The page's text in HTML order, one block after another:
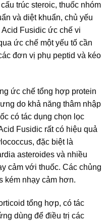
trúc steroic, thuốc nhóm
và diệt khuẩn, chủ yếu
Fusidic ức chế vi
ức chế một yếu tố cần
đơn vị phụ peptid và kéo
ức chế tổng hợp protein
do khả năng thâm nhập
có tác dụng chọn lọc
Fusidic rất có hiệu quả
đặc biệt là
asteroides và nhiều
cảm với thuốc. Các chủng
kém nhạy cảm hơn.
tổng hợp, có tác
dùng để điều trị các